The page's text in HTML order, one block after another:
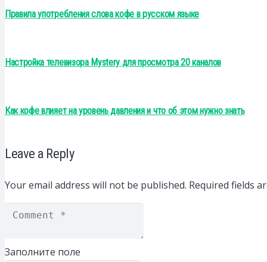
Правила употребления слова кофе в русском языке
Настройка телевизора Mystery для просмотра 20 каналов
Как кофе влияет на уровень давления и что об этом нужно знать
Leave a Reply
Your email address will not be published. Required fields
Заполните поле